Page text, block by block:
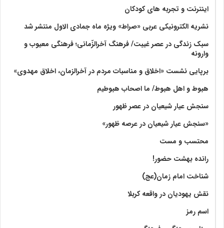
اینترنت و تجربه های کودکان
نشریه الکترونیکی عربی «صراط» ویژه ماه جمادی الاول منتشر شد
سبک زندگی در عصر غیبت/ فرهنگ آخرالزّمانی؛ فرهنگی معیوب و
وارونه
برپایی نشست «اخلاق و مناسبات مردم در آخرالزمان، اخلاق مهدوی»
هبوط و اهل هبوط/ ما اصحاب هبوطیم
سنجش عیار شیعیان در عصر ظهور
«سنجش عیار شیعیان در عرصه ظهور»
محتسب و مست
رانده بهشت‌ حضور!
شناخت امام زمان(عج)
نقش یهودیان در واقعه کربلا
اسم رمز